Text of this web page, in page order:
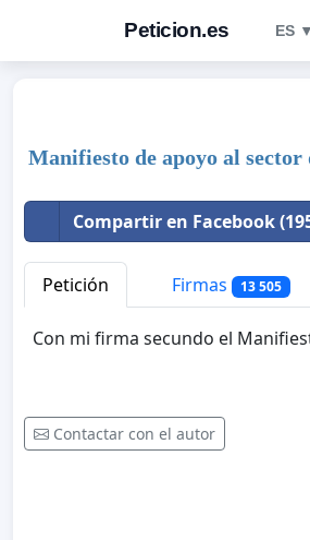
Peticion.es ES ▼
Manifiesto de apoyo al
Compartir en Facebook
Petición Firmas 13 505
Con mi firma secundo el
Contactar con el autor